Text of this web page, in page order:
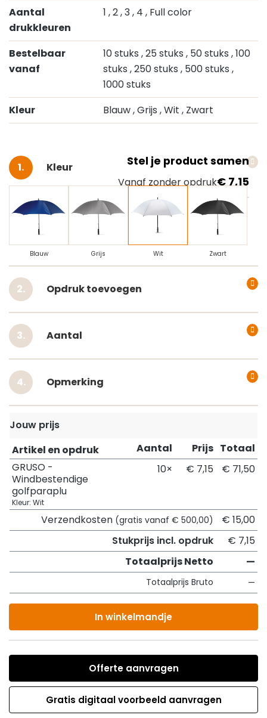
Aantal
drukkleuren
1 , 2, 3, 4 , Full color
Bestelbaar
vanaf
10 stuks , 25 stuks , 50 stuks , 100
stuks , 250 stuks , 500 stuks ,
1000 stuks
Kleur
Blauw, Grijs , Wit , Zwart
Stel je product samen
Vanaf zonder opdruk€ 7,15
Selecteer
Kleur
Blauw Grijs Wit Zwart
Opdruk toevoegen
Aantal
Opmerking
Jouw prijs
Artikel en opdruk
Aantal Prijs Totaal
GRUSO -
Windbestendige
golfparaplu
Kleur: Wit
10× € 7,15 € 71,50
Verzendkosten (gratis vanaf € 500,00)
€ 15,00
Stukprijs incl. opdruk
€ 7,15
Totaalprijs Netto
—
Totaalprijs Bruto —
In winkelmandje
Offerte aanvragen
Gratis digitaal voorbeeld aanvragen